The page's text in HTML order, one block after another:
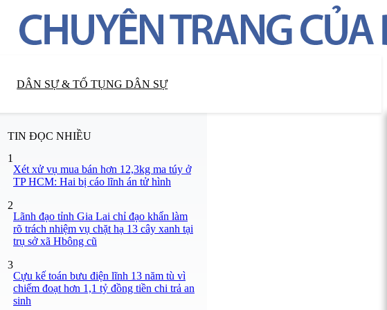
DÂN SỰ & TỐ TỤNG DÂN SỰ
TIN ĐỌC NHIỀU
1
Xét xử vụ mua bán hơn 12,3kg ma túy ở
TP HCM: Hai bị cáo lĩnh án tử hình
2
Lãnh đạo tỉnh Gia Lai chỉ đạo khẩn làm
rõ trách nhiệm vụ chặt hạ 13 cây xanh tại
trụ sở xã Hbông cũ
3
Cựu kế toán bưu điện lĩnh 13 năm tù vì
chiếm đoạt hơn 1,1 tỷ đồng tiền chi trả an
sinh